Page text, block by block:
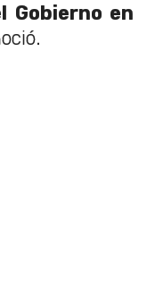
Gobierno en